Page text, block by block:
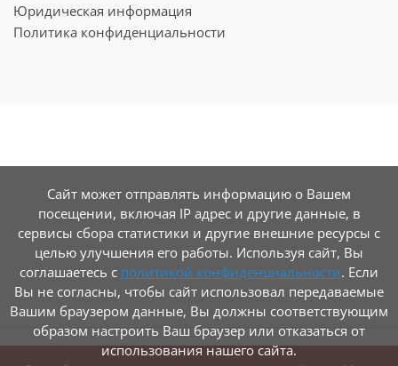
Юридическая информация
Политика конфиденциальности
Сайт может отправлять информацию о Вашем
посещении, включая IP адрес и другие данные, в
сервисы сбора статистики и другие внешние ресурсы с
целью улучшения его работы. Используя сайт, Вы
соглашаетесь с политикой конфиденциальности. Если
Вы не согласны, чтобы сайт использовал передаваемые
Вашим браузером данные, Вы должны соответствующим
образом настроить Ваш браузер или отказаться от
использования нашего сайта.